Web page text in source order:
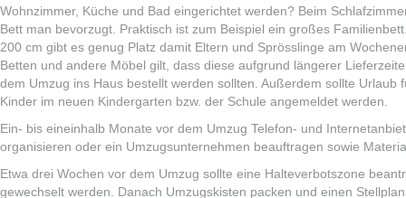
Wohnzimmer, Küche und Bad eingerichtet werden? Beim
Bett man bevorzugt. Praktisch ist zum Beispiel ein großes Familienbett
200 cm gibt es genug Platz damit Eltern und Sprösslinge am
Betten und andere Möbel gilt, dass diese aufgrund längerer
dem Umzug ins Haus bestellt werden sollten. Außerdem sollte Urlaub
Kinder im neuen Kindergarten bzw. der Schule angemeldet werden.
Ein- bis eineinhalb Monate vor dem Umzug Telefon- und
organisieren oder ein Umzugsunternehmen beauftragen sowie
Etwa drei Wochen vor dem Umzug sollte eine Halteverbotszone
gewechselt werden. Danach Umzugskisten packen und einen